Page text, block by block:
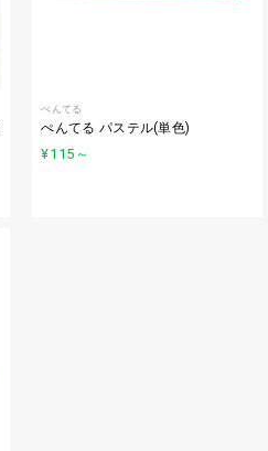
ぺんてる
ぺんてる パステル(単色)
¥115 ～